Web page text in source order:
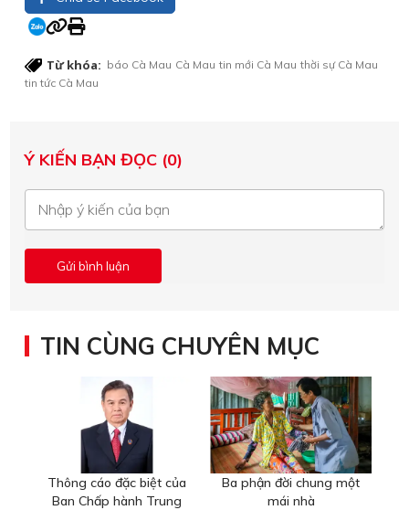
Từ khóa: báo Cà Mau Cà Mau tin mới Cà Mau thời sự Cà Mau
tin tức Cà Mau
Ý KIẾN BẠN ĐỌC (0)
TIN CÙNG CHUYÊN MỤC
Thông cáo đặc biệt của
Ban Chấp hành Trung
Ba phận đời chung một
mái nhà